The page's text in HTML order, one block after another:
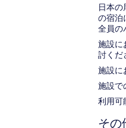
日本
の宿泊
全員の
施設に
討くだ
施設に
施設で
利用可
その